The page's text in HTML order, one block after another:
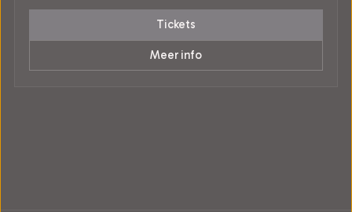
Tickets
Meer info